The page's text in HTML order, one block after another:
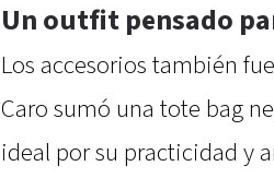
Un outfit pensado
Los accesorios también
Caro sumó una tote bag
ideal por su practicidad y